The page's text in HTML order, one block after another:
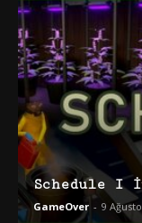
Schedule I
GameOver - 9